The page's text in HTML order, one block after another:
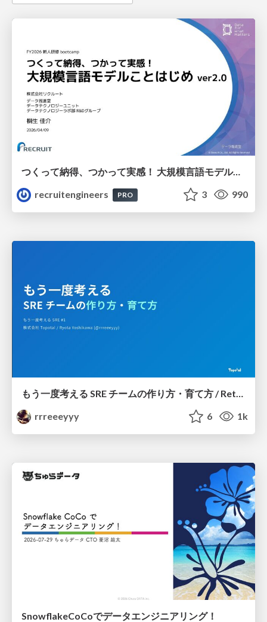
つくって納得、つかって実感！ 大規模言語モデルことはじめ ver2.0
recruitengineers
PRO 3 990
もう一度考える SRE チームの作り方・育て方 / Rethinking SRE #1: Building and Growing SRE Teams
rrreeeyyy
6 1k
SnowflakeCoCoでデータエンジニアリング！